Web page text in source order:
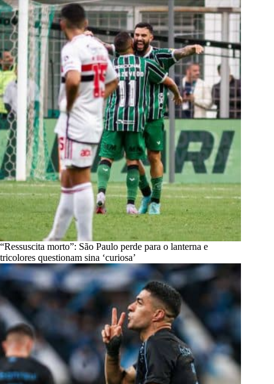
“Ressuscita morto”: São Paulo perde para o lanterna e
tricolores questionam sina ‘curiosa’